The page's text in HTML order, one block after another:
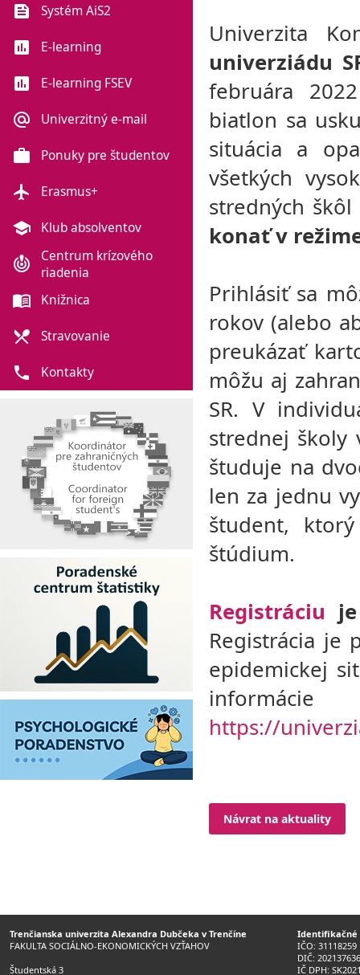
Univerzita
univerziádu
februára
biatlon sa
situácia a
všetkých
stredných
konať v
Prihlásiť sa
rokov (alebo
preukázať
môžu aj
SR. V
strednej školy
študuje na
len za jednu
študent,
štúdium.
Registráciu
Registrácia je
epidemickej
https://
Návrat na aktuality
feed Systém AiS2
poll E-learning
poll E-learning FSEV
alternate_email Univerzitný e-mail
work Ponuky pre študentov
flight Erasmus+
school Klub absolventov
crisis_alert
Centrum krízového
riadenia
menu_book Knižnica
local_dining Stravovanie
phone Kontakty
Trenčianska univerzita Alexandra Dubčeka v Trenčíne
FAKULTA SOCIÁLNO-EKONOMICKÝCH VZŤAHOV
Študentská 3
Identifikačné
IČO: 31118259
DIČ:
IČ DPH: